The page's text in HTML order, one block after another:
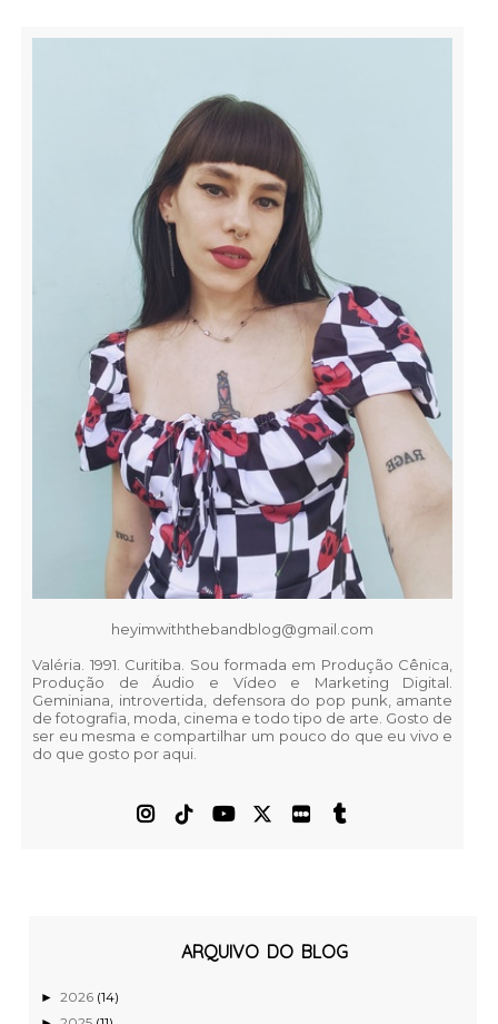
heyimwiththebandblog@gmail.com
Valéria. 1991. Curitiba. Sou formada em Produção Cênica,
Produção de Áudio e Vídeo e Marketing Digital.
Geminiana, introvertida, defensora do pop punk, amante
de fotografia, moda, cinema e todo tipo de arte. Gosto de
ser eu mesma e compartilhar um pouco do que eu vivo e
do que gosto por aqui.
ARQUIVO DO BLOG
►2026 (14)